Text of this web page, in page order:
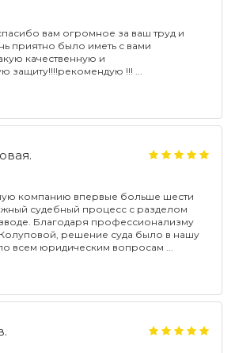
вам огромное за ваш труд и
приятно было иметь с вами
качественную и
защиту!!!!рекомендую !!!
компанию впервые больше шести
судебный процесс с разделом
Благодаря профессионализму
решение суда было в нашу
всем юридическим вопросам